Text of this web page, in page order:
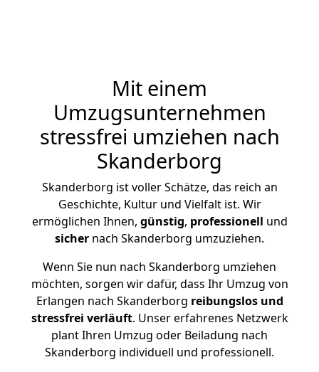
Mit einem
Umzugsunternehmen
stressfrei umziehen nach
Skanderborg
Skanderborg ist voller Schätze, das reich an
Geschichte, Kultur und Vielfalt ist. Wir
ermöglichen Ihnen, günstig, professionell und
sicher nach Skanderborg umzuziehen.
Wenn Sie nun nach Skanderborg umziehen
möchten, sorgen wir dafür, dass Ihr Umzug von
Erlangen nach Skanderborg reibungslos und
stressfrei verläuft. Unser erfahrenes Netzwerk
plant Ihren Umzug oder Beiladung nach
Skanderborg individuell und professionell.